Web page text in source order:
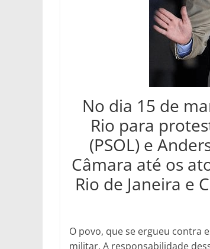
No dia 15 de
Rio para
(PSOL) e
Câmara até os
Rio de Janeira e
O povo, que se ergueu contra
militar. A responsabilidade